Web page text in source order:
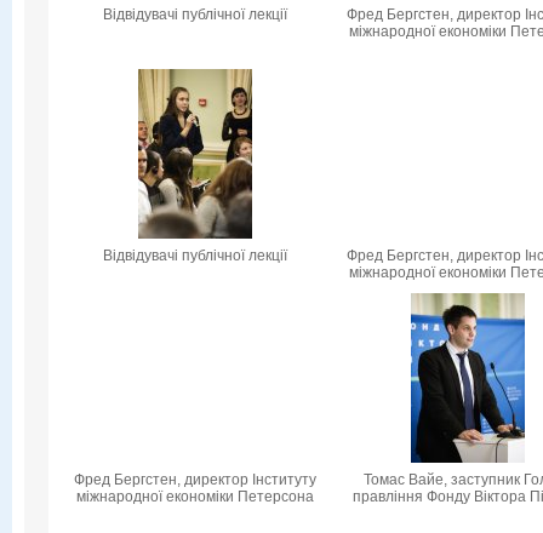
Відвідувачі публічної лекції
Фред Бергстен, директор
міжнародної економіки
Відвідувачі публічної лекції
Фред Бергстен, директор
міжнародної економіки
Фред Бергстен, директор Інституту
міжнародної економіки Петерсона
Томас Вайе, заступник
правління Фонду Віктора